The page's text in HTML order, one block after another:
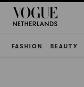
FASHION BEAUTY